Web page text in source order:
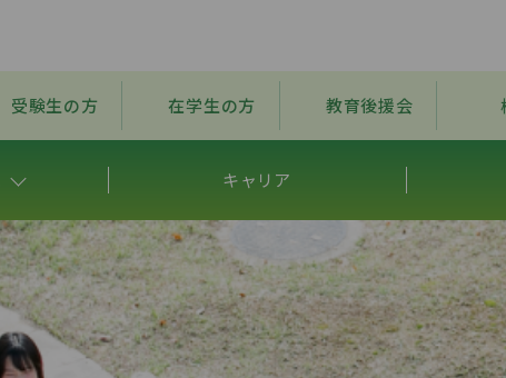
受験生の方 在学生の方 教育後援会
キャリア